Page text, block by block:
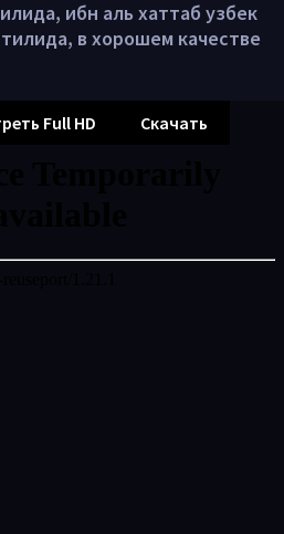
ибн аль хаттаб узбек
в хорошем качестве
Full HD Скачать